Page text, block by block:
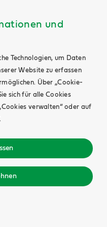
und
Technologien, um Daten
Website zu erfassen
Über „Cookie-
sich für alle Cookies
verwalten“ oder auf